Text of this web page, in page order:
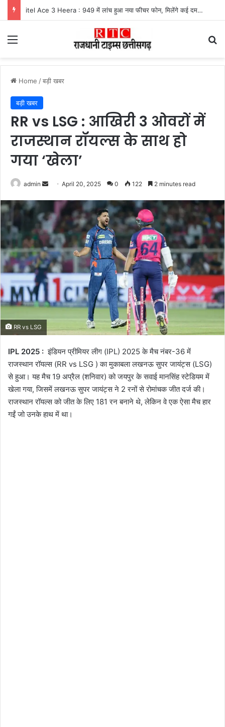
itel Ace 3 Heera : 949 में लांच हुआ नया फीचर फोन, मिलेंगे कई दमदार फीचर्स
Menu
Home /बड़ी खबर
बड़ी खबर
RR vs LSG : आखिरी 3 ओवरों में
राजस्थान रॉयल्स के साथ हो
गया ‘खेला’
admin
Send
email
April 20, 2025 0 122 2 minutes read
RR vs LSG
IPL 2025 :इंडियन प्रीमियर लीग (IPL) 2025 के मैच नंबर-36 में
राजस्थान रॉयल्स (RR vs LSG ) का मुकाबला लखनऊ सुपर जायंट्स (LSG)
से हुआ। यह मैच 19 अप्रैल (शनिवार) को जयपुर के सवाई मानसिंह स्टेडियम में
खेला गया, जिसमें लखनऊ सुपर जायंट्स ने 2 रनों से रोमांचक जीत दर्ज की।
राजस्थान रॉयल्स को जीत के लिए 181 रन बनाने थे, लेकिन वे एक ऐसा मैच हार
गईं जो उनके हाथ में था।